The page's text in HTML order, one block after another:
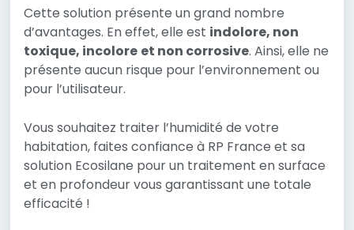
Cette solution présente un grand nombre
d’avantages. En effet, elle est indolore, non
toxique, incolore et non corrosive. Ainsi, elle ne
présente aucun risque pour l’environnement ou
pour l’utilisateur.
Vous souhaitez traiter l’humidité de votre
habitation, faites confiance à RP France et sa
solution Ecosilane pour un traitement en surface
et en profondeur vous garantissant une totale
efficacité !